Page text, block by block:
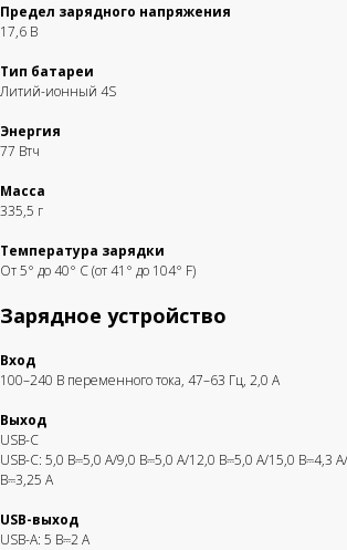
Предел зарядного напряжения
17,6 В
Тип батареи
Литий-ионный 4S
Энергия
77 Втч
Масса
335,5 г
Температура зарядки
От 5° до 40° C (от 41° до 104° F)
Зарядное устройство
Вход
100–240 В переменного тока, 47–63 Гц, 2,0 А
Выход
USB-C
USB-C: 5,0 В⎓5,0 А/9,0 В⎓5,0 А/12,0 В⎓5,0 А/15,0 В⎓4,3
В⎓3,25 А
USB-выход
USB-A: 5 В⎓2 А